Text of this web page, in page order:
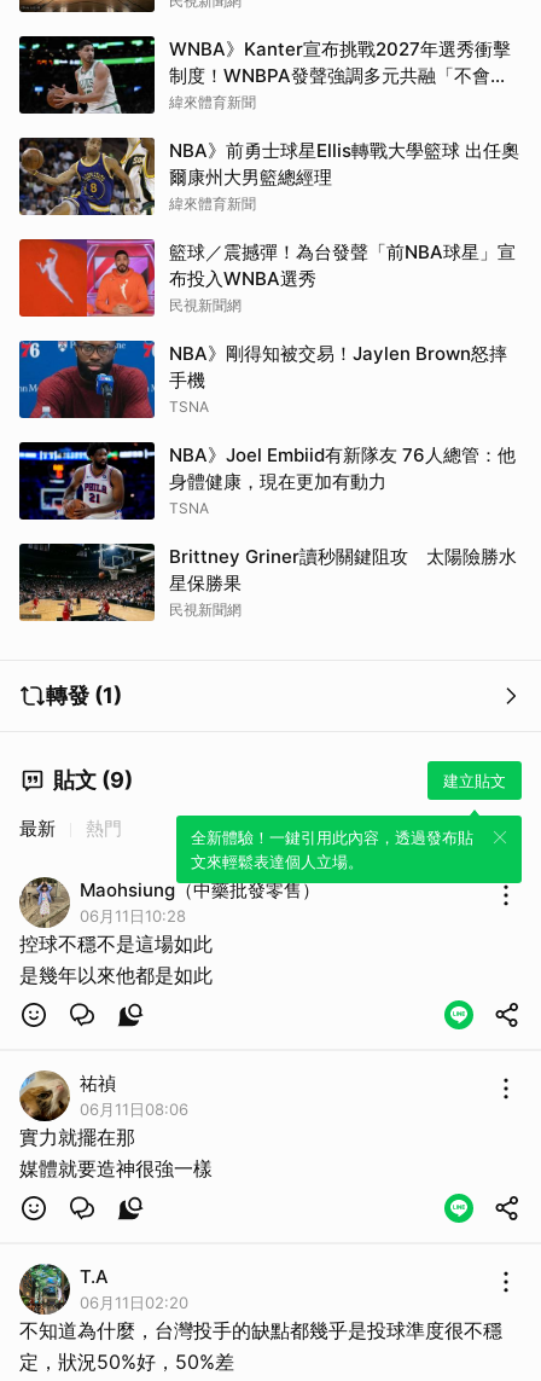
WNBA》Kanter宣布挑戰2027年選秀衝擊
制度！WNBPA發聲強調多元共融「不會成
為政治棋子」
緯來體育新聞
NBA》前勇士球星Ellis轉戰大學籃球 出任奧
爾康州大男籃總經理
緯來體育新聞
籃球／震撼彈！為台發聲「前NBA球星」宣
布投入WNBA選秀
民視新聞網
NBA》剛得知被交易！Jaylen Brown怒摔
手機
TSNA
NBA》Joel Embiid有新隊友 76人總管：他
身體健康，現在更加有動力
TSNA
Brittney Griner讀秒關鍵阻攻 太陽險勝水
星保勝果
民視新聞網
轉發 (1)
貼文 (9) 建立貼文
全新體驗！一鍵引用此內容，透過發布貼
文來輕鬆表達個人立場。
最新 熱門
Maohsiung（中藥批發零售）
06月11日10:28
控球不穩不是這場如此
是幾年以來他都是如此
祐禎
06月11日08:06
實力就擺在那
媒體就要造神很強一樣
T.A
06月11日02:20
不知道為什麼，台灣投手的缺點都幾乎是投球準度很不穩
定，狀況50%好，50%差